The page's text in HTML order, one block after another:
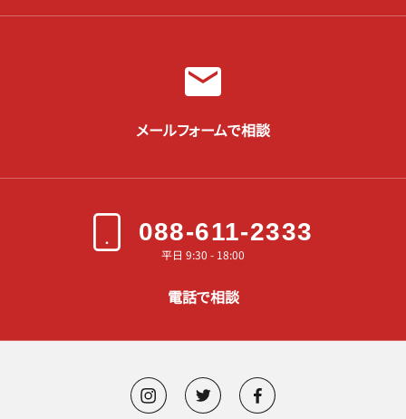
メールフォームで相談
088-611-2333
平日 9:30 - 18:00
電話で相談